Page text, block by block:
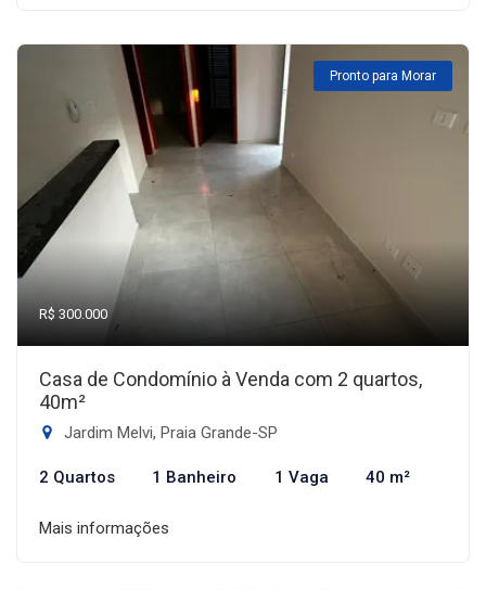
Pronto para Morar
R$ 300.000
Casa de Condomínio à Venda com 2 quartos,
40m²
Jardim Melvi, Praia Grande-SP
2 Quartos 1 Banheiro 1 Vaga 40 m²
Mais informações